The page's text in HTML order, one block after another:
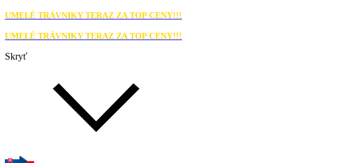
UMELÉ TRÁVNIKY TERAZ ZA TOP CENY!!!
UMELÉ TRÁVNIKY TERAZ ZA TOP CENY!!!
Skryť